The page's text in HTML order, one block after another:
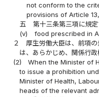
not conform to the
provisions of Article
五
第十三条第三項に規
(v)
food prescribed in
２
厚生労働大臣は、前項
は、あらかじめ、関係行
(2)
When the Minister of
to issue a prohibition
Minister of Health,
heads of the relevant